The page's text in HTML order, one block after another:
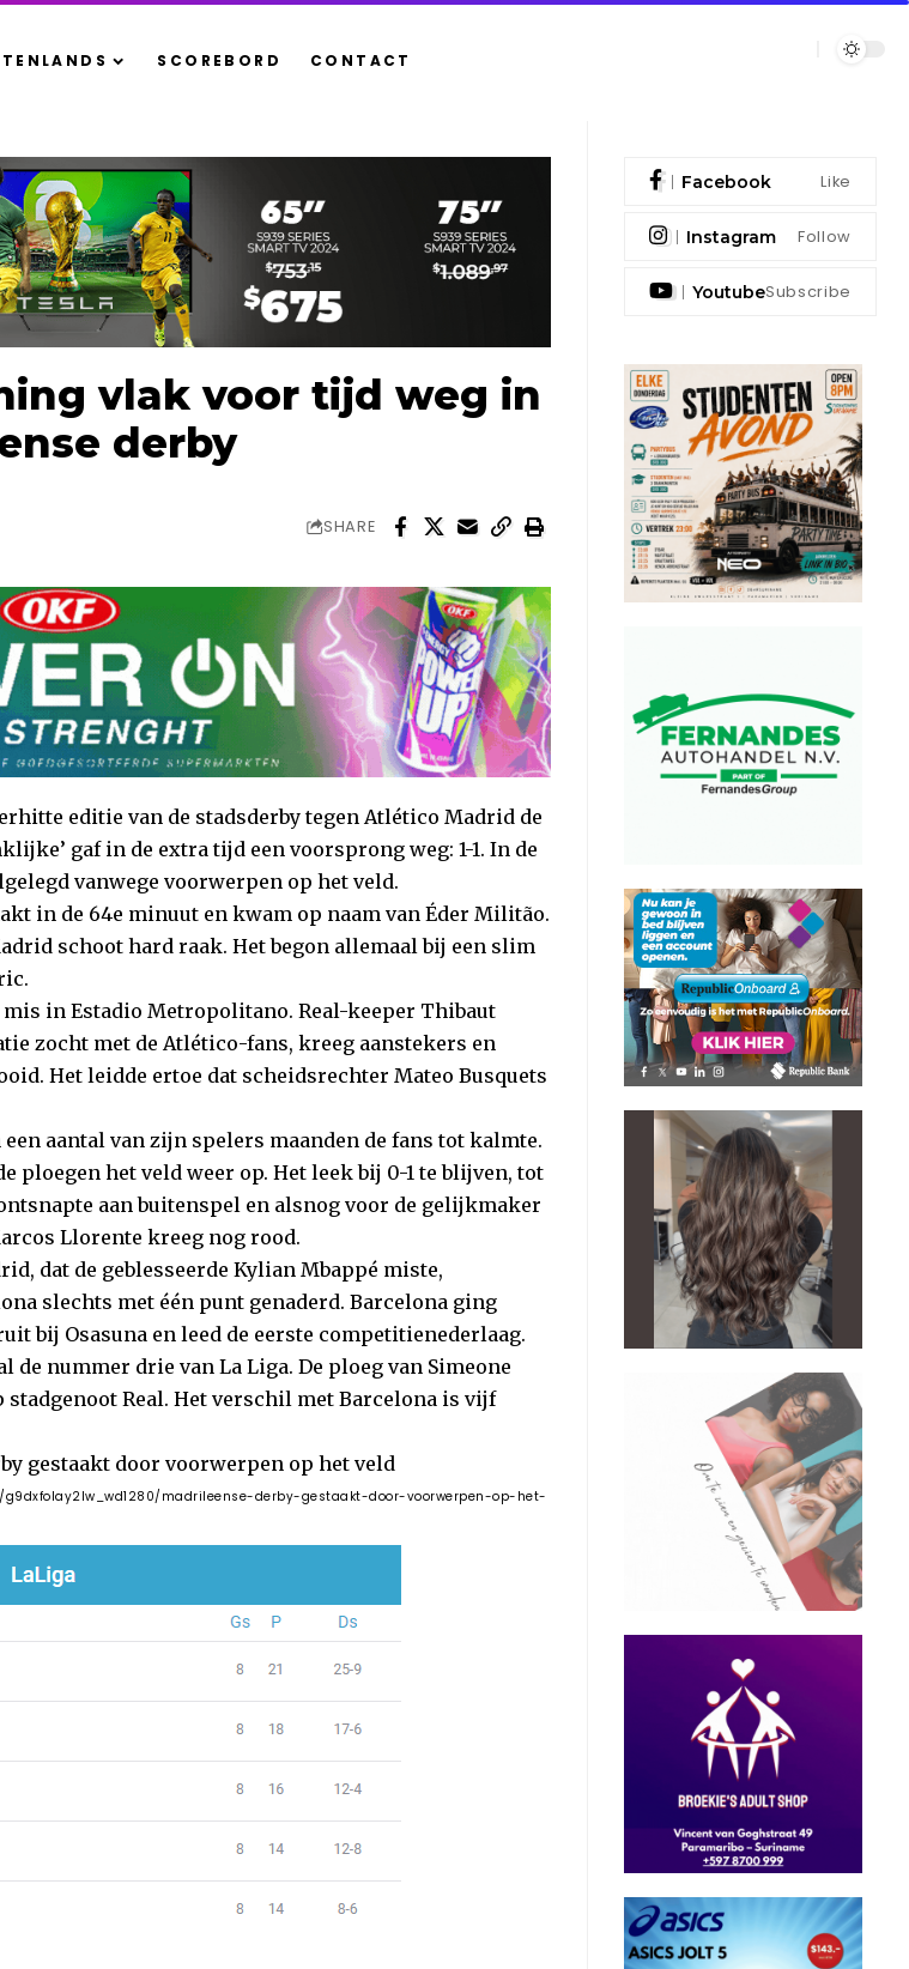
SCOREBORD CONTACT
vlak voor tijd weg in
derby
SHARE
editie van de stadsderby tegen Atlético Madrid de
gaf in de extra tijd een voorsprong weg: 1-1. In de
vanwege voorwerpen op het veld.
in de 64e minuut en kwam op naam van Éder Militão.
schoot hard raak. Het begon allemaal bij een slim
in Estadio Metropolitano. Real-keeper Thibaut
zocht met de Atlético-fans, kreeg aanstekers en
Het leidde ertoe dat scheidsrechter Mateo Busquets
aantal van zijn spelers maanden de fans tot kalmte.
ploegen het veld weer op. Het leek bij 0-1 te blijven, tot
aan buitenspel en alsnog voor de gelijkmaker
Llorente kreeg nog rood.
dat de geblesseerde Kylian Mbappé miste,
slechts met één punt genaderd. Barcelona ging
bij Osasuna en leed de eerste competitienederlaag.
de nummer drie van La Liga. De ploeg van Simeone
Real. Het verschil met Barcelona is vijf
madrileense-derby-gestaakt-door-voorwerpen-op-het-
Facebook Like
Instagram Follow
YoutubeSubscribe